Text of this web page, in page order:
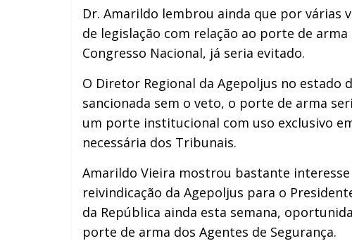
Dr. Amarildo lembrou ainda que por várias
de legislação com relação ao porte de
Congresso Nacional, já seria evitado.
O Diretor Regional da Agepoljus no estado
sancionada sem o veto, o porte de arma
um porte institucional com uso exclusivo
necessária dos Tribunais.
Amarildo Vieira mostrou bastante
reivindicação da Agepoljus para o
da República ainda esta semana,
porte de arma dos Agentes de Segurança.